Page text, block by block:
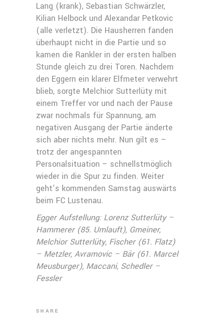
Lang (krank), Sebastian Schwärzler,
Kilian Helbock und Alexandar Petkovic
(alle verletzt). Die Hausherren fanden
überhaupt nicht in die Partie und so
kamen die Rankler in der ersten halben
Stunde gleich zu drei Toren. Nachdem
den Eggern ein klarer Elfmeter verwehrt
blieb, sorgte Melchior Sutterlüty mit
einem Treffer vor und nach der Pause
zwar nochmals für Spannung, am
negativen Ausgang der Partie änderte
sich aber nichts mehr. Nun gilt es –
trotz der angespannten
Personalsituation – schnellstmöglich
wieder in die Spur zu finden. Weiter
geht’s kommenden Samstag auswärts
beim FC Lustenau.
Egger Aufstellung: Lorenz Sutterlüty –
Hammerer (85. Umlauft), Gmeiner,
Melchior Sutterlüty, Fischer (61. Flatz)
– Metzler, Avramovic – Bär (61. Marcel
Meusburger), Maccani, Schedler –
Fessler
SHARE